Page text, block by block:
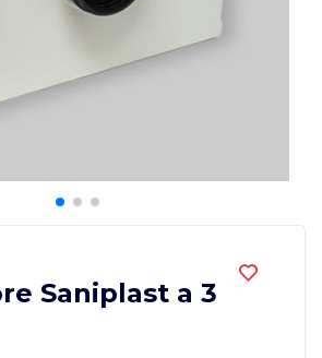
Saniplast a 3